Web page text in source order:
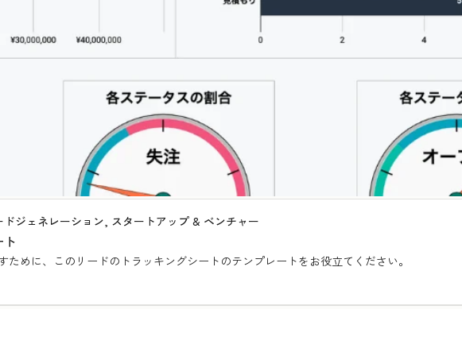
ジェネレーション, スタートアップ & ベンチャー
めに、このリードのトラッキングシートのテンプレートをお役立てください。